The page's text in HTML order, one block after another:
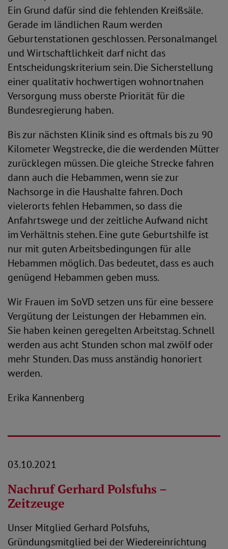
Ein Grund dafür sind die fehlenden Kreißsäle.
Gerade im ländlichen Raum werden
Geburtenstationen geschlossen. Personalmangel
und Wirtschaftlichkeit darf nicht das
Entscheidungskriterium sein. Die Sicherstellung
einer qualitativ hochwertigen wohnortnahen
Versorgung muss oberste Priorität für die
Bundesregierung haben.
Bis zur nächsten Klinik sind es oftmals bis zu 90
Kilometer Wegstrecke, die die werdenden Mütter
zurücklegen müssen. Die gleiche Strecke fahren
dann auch die Hebammen, wenn sie zur
Nachsorge in die Haushalte fahren. Doch
vielerorts fehlen Hebammen, so dass die
Anfahrtswege und der zeitliche Aufwand nicht
im Verhältnis stehen. Eine gute Geburtshilfe ist
nur mit guten Arbeitsbedingungen für alle
Hebammen möglich. Das bedeutet, dass es auch
genügend Hebammen geben muss.
Wir Frauen im SoVD setzen uns für eine bessere
Vergütung der Leistungen der Hebammen ein.
Sie haben keinen geregelten Arbeitstag. Schnell
werden aus acht Stunden schon mal zwölf oder
mehr Stunden. Das muss anständig honoriert
werden.
Erika Kannenberg
03.10.2021
Nachruf Gerhard Polsfuhs –
Zeitzeuge
Unser Mitglied Gerhard Polsfuhs,
Gründungsmitglied bei der Wiedereinrichtung